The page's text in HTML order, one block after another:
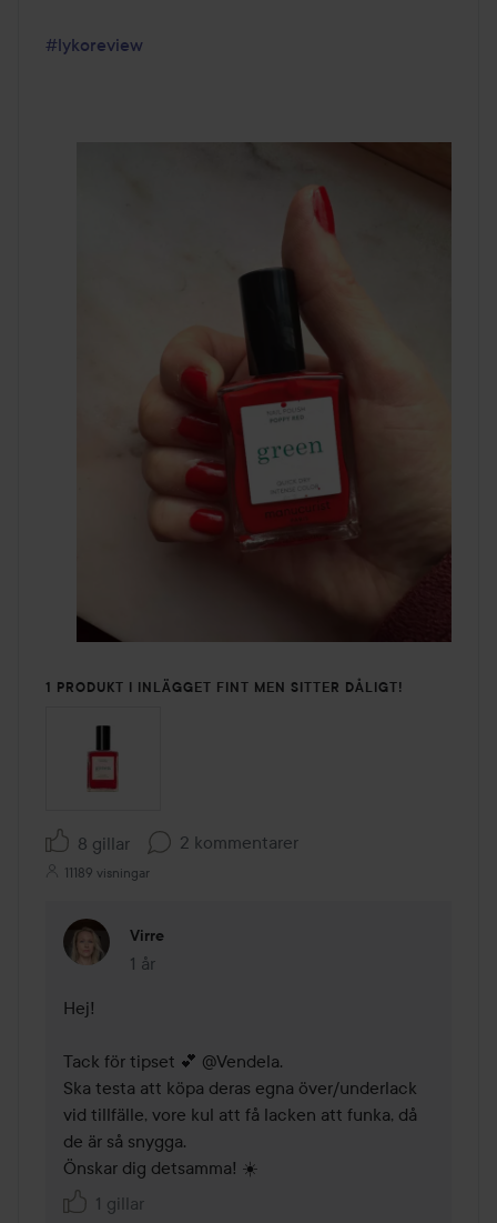
#lykoreview
1 PRODUKT I INLÄGGET FINT MEN SITTER DÅLIGT!
8 gillar 2 kommentarer
11189 visningar
Virre
1 år
Kommentaren lades 1 år
Hej!
Tack för tipset 💕 @Vendela.
Ska testa att köpa deras egna över/underlack
vid tillfälle, vore kul att få lacken att funka, då
de är så snygga.
Önskar dig detsamma! ☀️
1 gillar